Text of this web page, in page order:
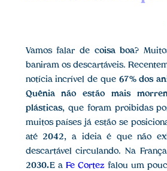
Vamos falar de coisa boa?
baniram os descartáveis.
notícia incrível de que 67% dos
Quênia
não estão mais
plásticas, que foram proibidas
muitos países já estão se
até 2042, a ideia é que não
descartável circulando. Na
2030.E aFe Cortez falou um